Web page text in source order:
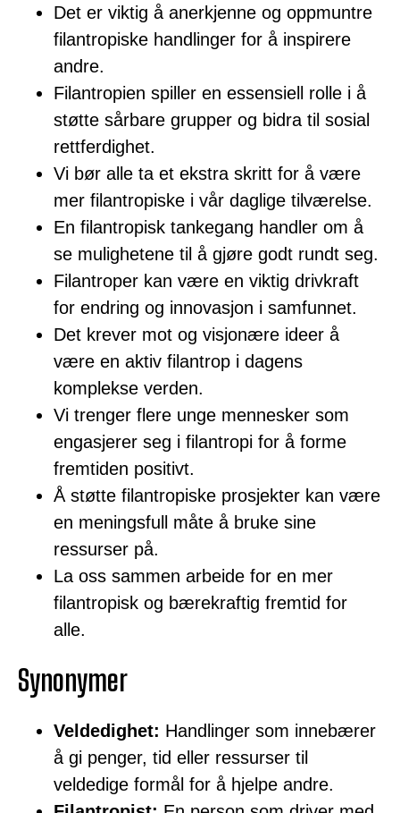
Det er viktig å anerkjenne og oppmuntre
filantropiske handlinger for å inspirere
andre.
Filantropien spiller en essensiell rolle i å
støtte sårbare grupper og bidra til sosial
rettferdighet.
Vi bør alle ta et ekstra skritt for å være
mer filantropiske i vår daglige tilværelse.
En filantropisk tankegang handler om å
se mulighetene til å gjøre godt rundt seg.
Filantroper kan være en viktig drivkraft
for endring og innovasjon i samfunnet.
Det krever mot og visjonære ideer å
være en aktiv filantrop i dagens
komplekse verden.
Vi trenger flere unge mennesker som
engasjerer seg i filantropi for å forme
fremtiden positivt.
Å støtte filantropiske prosjekter kan være
en meningsfull måte å bruke sine
ressurser på.
La oss sammen arbeide for en mer
filantropisk og bærekraftig fremtid for
alle.
Synonymer
Veldedighet: Handlinger som innebærer
å gi penger, tid eller ressurser til
veldedige formål for å hjelpe andre.